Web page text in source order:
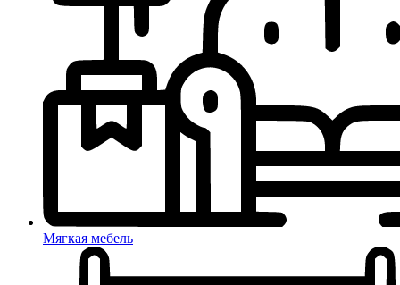
Мягкая мебель